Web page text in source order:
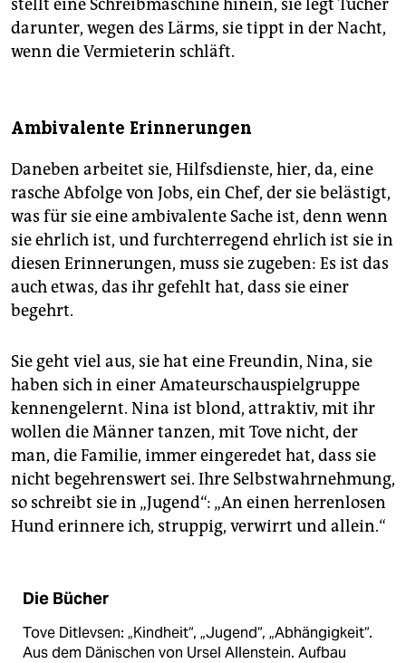
stellt eine Schreibmaschine hinein, sie legt Tücher
darunter, wegen des Lärms, sie tippt in der Nacht,
wenn die Vermieterin schläft.
Ambivalente Erinnerungen
Daneben arbeitet sie, Hilfsdienste, hier, da, eine
rasche Abfolge von Jobs, ein Chef, der sie belästigt,
was für sie eine ambivalente Sache ist, denn wenn
sie ehrlich ist, und furchterregend ehrlich ist sie in
diesen Erinnerungen, muss sie zugeben: Es ist das
auch etwas, das ihr gefehlt hat, dass sie einer
begehrt.
Sie geht viel aus, sie hat eine Freundin, Nina, sie
haben sich in einer Amateurschauspielgruppe
kennengelernt. Nina ist blond, attraktiv, mit ihr
wollen die Männer tanzen, mit Tove nicht, der
man, die Familie, immer eingeredet hat, dass sie
nicht begehrenswert sei. Ihre Selbstwahrnehmung,
so schreibt sie in „Jugend“: „An einen herrenlosen
Hund erinnere ich, struppig, verwirrt und allein.“
Die Bücher
Tove Ditlevsen: „Kindheit“, „Jugend“, „Abhängigkeit“.
Aus dem Dänischen von Ursel Allenstein. Aufbau